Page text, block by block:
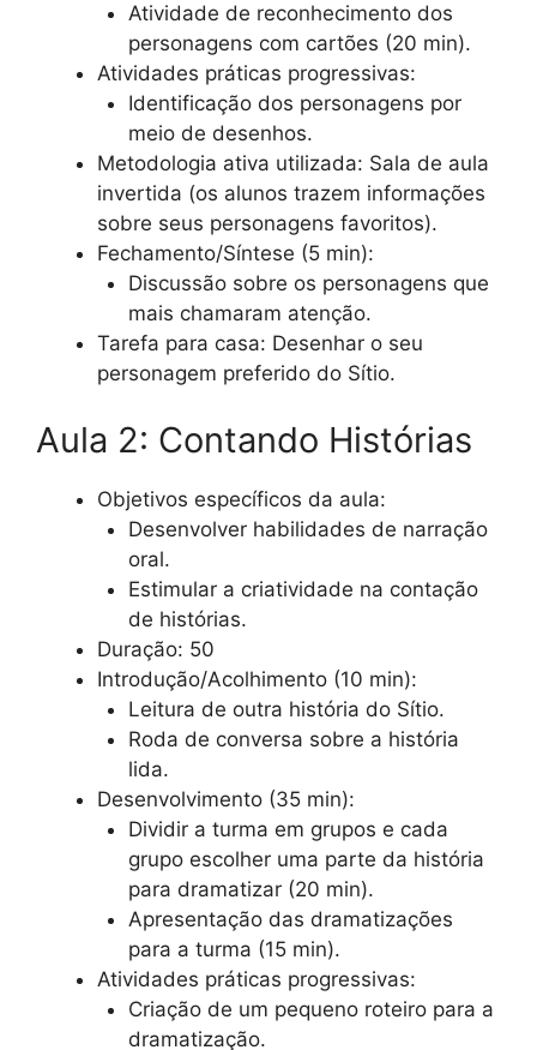
Atividade de reconhecimento dos
personagens com cartões (20 min).
Atividades práticas progressivas:
Identificação dos personagens por
meio de desenhos.
Metodologia ativa utilizada: Sala de aula
invertida (os alunos trazem informações
sobre seus personagens favoritos).
Fechamento/Síntese (5 min):
Discussão sobre os personagens que
mais chamaram atenção.
Tarefa para casa: Desenhar o seu
personagem preferido do Sítio.
Aula 2: Contando Histórias
Objetivos específicos da aula:
Desenvolver habilidades de narração
oral.
Estimular a criatividade na contação
de histórias.
Duração: 50
Introdução/Acolhimento (10 min):
Leitura de outra história do Sítio.
Roda de conversa sobre a história
lida.
Desenvolvimento (35 min):
Dividir a turma em grupos e cada
grupo escolher uma parte da história
para dramatizar (20 min).
Apresentação das dramatizações
para a turma (15 min).
Atividades práticas progressivas:
Criação de um pequeno roteiro para a
dramatização.